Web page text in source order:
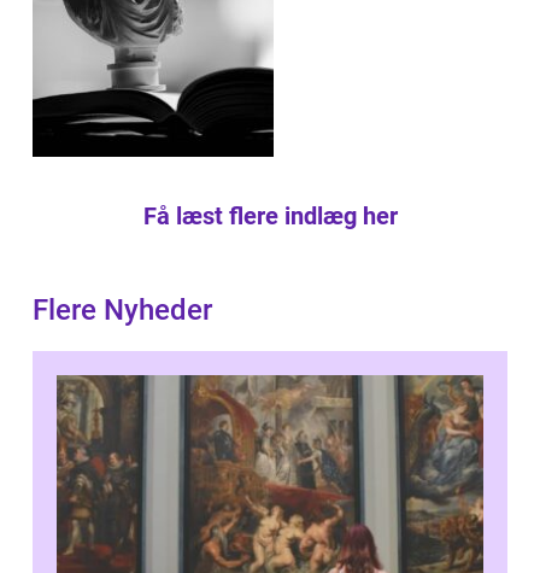
Få læst flere indlæg her
Flere Nyheder